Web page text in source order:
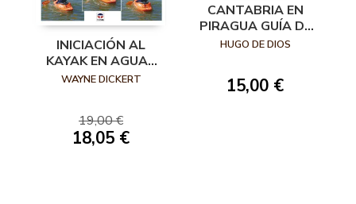
INICIACIÓN AL
KAYAK EN AGUAS
BRAVAS. TODOS
TÉCNICOS
WAYNE DICKERT
19,00 €
18,05 €
CANTABRIA EN
PIRAGUA GUÍA DE
RÍOS NAVEGABLES
HUGO DE DIOS
15,00 €